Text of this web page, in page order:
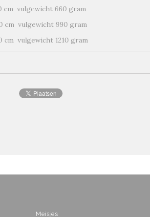
cm vulgewicht 660 gram
cm vulgewicht 990 gram
cm vulgewicht 1210 gram
Meisjes